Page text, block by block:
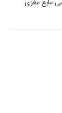
مایع مغزی